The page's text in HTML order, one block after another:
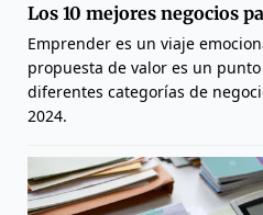
Los 10 mejores negocios
Emprender es un viaje
propuesta de valor es un
diferentes categorías de
2024.